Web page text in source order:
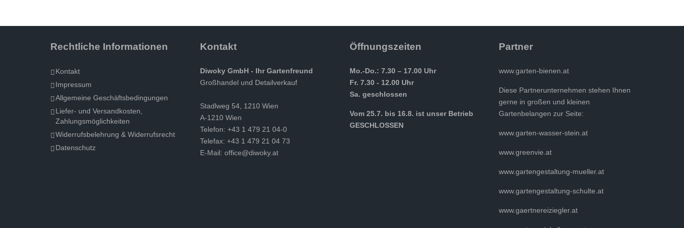
Rechtliche Informationen
Kontakt
Impressum
Allgemeine Geschäftsbedingungen
Liefer- und Versandkosten,
Zahlungsmöglichkeiten
Widerrufsbelehrung & Widerrufsrecht
Datenschutz
Kontakt
Diwoky GmbH - Ihr Gartenfreund
Großhandel und Detailverkauf
Stadlweg 54, 1210 Wien
A-1210 Wien
Telefon: +43 1 479 21 04-0
Telefax: +43 1 479 21 04 73
E-Mail: office@diwoky.at
Öffnungszeiten
Mo.-Do.: 7.30 – 17.00 Uhr
Fr. 7.30 - 12.00 Uhr
Sa. geschlossen
Vom 25.7. bis 16.8. ist unser Betrieb
GESCHLOSSEN
Partner
www.garten-bienen.at
Diese Partnerunternehmen stehen Ihnen
gerne in großen und kleinen
Gartenbelangen zur Seite:
www.garten-wasser-stein.at
www.greenvie.at
www.gartengestaltung-mueller.at
www.gartengestaltung-schulte.at
www.gaertnereiziegler.at